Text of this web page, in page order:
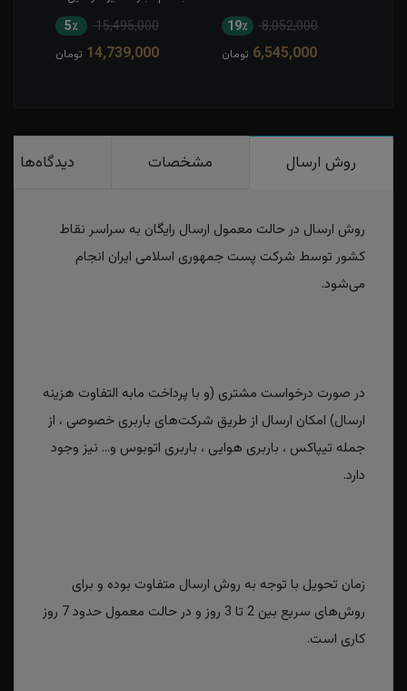
8,052,000 19٪
6,545,000 تومان
15,495,000 5٪
14,739,000 تومان
روش ارسال مشخصات دیدگاه‌ها
روش ارسال در حالت معمول ارسال رایگان به سراسر نقاط
کشور توسط شرکت پست جمهوری اسلامی ایران انجام
می‌شود.
در صورت درخواست مشتری (و با پرداخت مابه التفاوت هزینه
ارسال) امکان ارسال از طریق شرکت‌های باربری خصوصی ، از
جمله تیپاکس ، باربری هوایی ، باربری اتوبوس و... نیز وجود
دارد.
زمان تحویل با توجه به روش ارسال متفاوت بوده و برای
روش‌های سریع بین 2 تا 3 روز و در حالت معمول حدود 7 روز
کاری است.